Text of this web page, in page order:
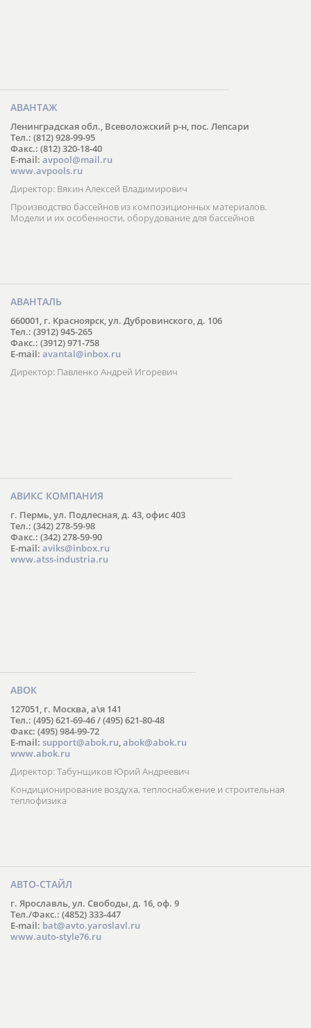
АВАНТАЖ
Ленинградская обл., Всеволожский р-н, пос. Лепсари
Тел.: (812) 928-99-95
Факс.: (812) 320-18-40
E-mail: avpool@mail.ru
www.avpools.ru
Директор: Вякин Алексей Владимирович
Производство бассейнов из композиционных материалов.
Модели и их особенности, оборудование для бассейнов
АВАНТАЛЬ
660001, г. Красноярск, ул. Дубровинского, д. 106
Тел.: (3912) 945-265
Факс.: (3912) 971-758
E-mail: avantal@inbox.ru
Директор: Павленко Андрей Игоревич
АВИКС КОМПАНИЯ
г. Пермь, ул. Подлесная, д. 43, офис 403
Тел.: (342) 278-59-98
Факс.: (342) 278-59-90
E-mail: aviks@inbox.ru
www.atss-industria.ru
АВОК
127051, г. Москва, а\я 141
Тел.: (495) 621-69-46 / (495) 621-80-48
Факс: (495) 984-99-72
E-mail: support@abok.ru,abok@abok.ru
www.abok.ru
Директор: Табунщиков Юрий Андреевич
Кондиционирование воздуха, теплоснабжение и строительная
теплофизика
АВТО-СТАЙЛ
г. Ярославль, ул. Свободы, д. 16, оф. 9
Тел./Факс.: (4852) 333-447
E-mail: bat@avto.yaroslavl.ru
www.auto-style76.ru